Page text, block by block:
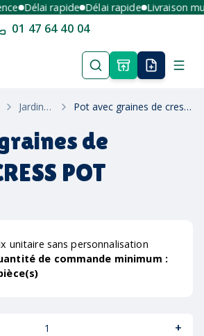
Délai rapide Délai rapide Livraison
01 47 64 40 04
Jardinage Pot avec graines de cresson CRESS POT
de
POT
unitaire sans personnalisation
de commande minimum :
+